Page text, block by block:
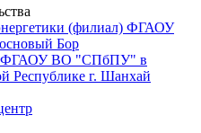
(филиал) ФГАОУ
Бор
ФГАОУ ВО "СПбПУ" в
Республике г. Шанхай